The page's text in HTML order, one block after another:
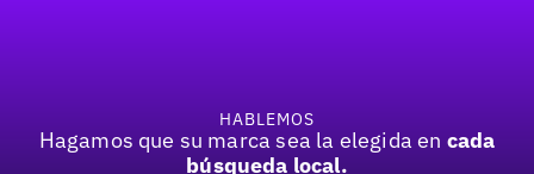
HABLEMOS
Hagamos que su marca sea la elegida en cada
búsqueda local.